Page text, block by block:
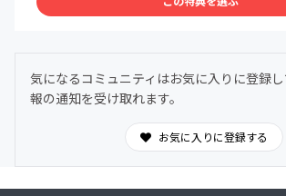
気になるコミュニティはお気に入りに登録
報の通知を受け取れます。
お気に入りに登録する